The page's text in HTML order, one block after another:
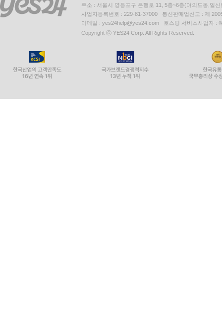
주소 : 서울시 영등포구 은행로 11, 5층~6층(여의도동,일신
사업자등록번호 : 229-81-37000 통신판매업신고 : 제
이메일 : yes24help@yes24.com 호스팅 서비스사업자 :
Copyright ⓒ YES24 Corp. All Rights Reserved.